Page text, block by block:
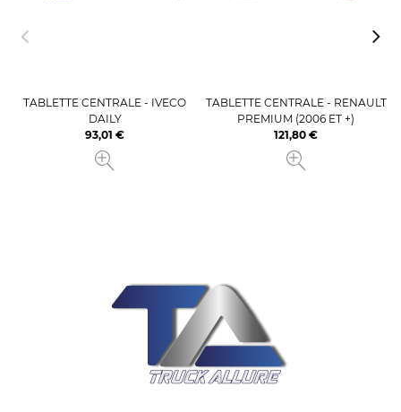
TABLETTE CENTRALE - IVECO
DAILY
Prix
93,01 €
TABLETTE CENTRALE - RENAULT
PREMIUM (2006 ET +)
Prix
121,80 €